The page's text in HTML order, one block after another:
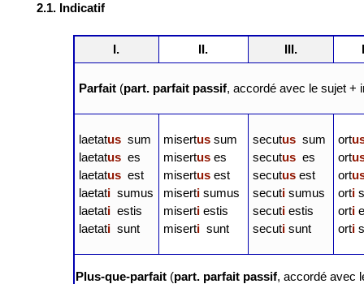
2.1. Indicatif
I. II. III.
Parfait (part. parfait passif, accordé avec le sujet +
laetatussum
laetatuses
laetatusest
laetatisumus
laetatiestis
laetatisunt
misertussum
misertuses
misertusest
misertisumus
misertiestis
misertisunt
secutussum
secutuses
secutusest
secutisumus
secutiestis
secutisunt
ort
ort
ort
orti
orti
orti
Plus-que-parfait (part. parfait passif, accordé avec